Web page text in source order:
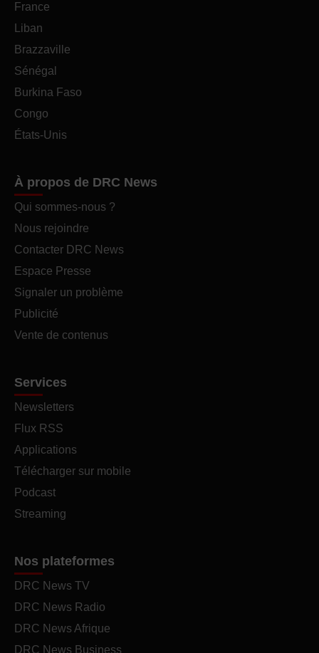
France
Liban
Brazzaville
Sénégal
Burkina Faso
Congo
États-Unis
À propos de DRC News
Qui sommes-nous ?
Nous rejoindre
Contacter DRC News
Espace Presse
Signaler un problème
Publicité
Vente de contenus
Services
Newsletters
Flux RSS
Applications
Télécharger sur mobile
Podcast
Streaming
Nos plateformes
DRC News TV
DRC News Radio
DRC News Afrique
DRC News Business